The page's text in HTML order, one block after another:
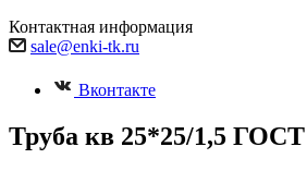
Контактная информация
sale@enki-tk.ru
Вконтакте
Труба кв 25*25/1,5 ГОСТ